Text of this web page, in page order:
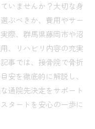
いませんか？大切な身
ぶべきか、費用やサー
際、群馬県藤岡市や沼
、リハビリ内容の充実
事では、接骨院で骨折
安を徹底的に解説し、
通院先決定をサポート
タートを安心の一歩に